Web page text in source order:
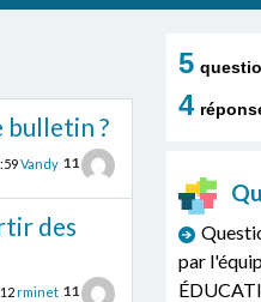
bulletin ?
Vandy 11
des
rminet 11
5
4
par